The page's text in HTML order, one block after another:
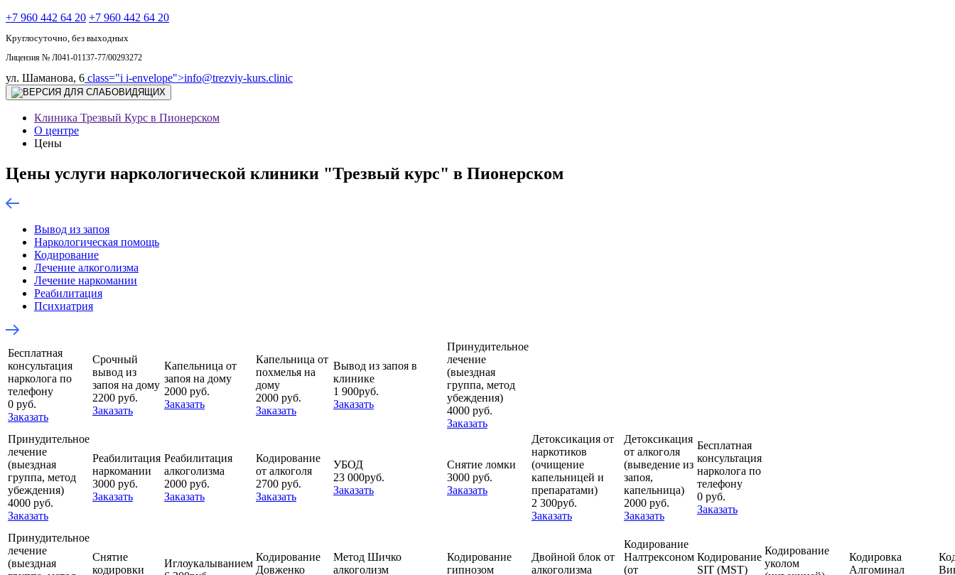
+7 960 442 64 20 +7 960 442 64 20
Круглосуточно, без выходных
Лицензия № Л041-01137-77/00293272
ул. Шаманова, 6 class="i i-envelope">info@trezviy-kurs.clinic
Клиника Трезвый Курс в Пионерском
О центре
Цены
Цены услуги наркологической клиники "Трезвый курс" в Пионерском
Вывод из запоя
Наркологическая помощь
Кодирование
Лечение алкоголизма
Лечение наркомании
Реабилитация
Психиатрия
Бесплатная
консультация
нарколога по
телефону
0 руб.
Заказать
Срочный
вывод из
запоя на дому
2200 руб.
Заказать
Капельница от
запоя на дому
2000 руб.
Заказать
Капельница от
похмелья на
дому
2000 руб.
Заказать
Вывод из запоя в
клинике
1 900руб.
Заказать
Принудительное
лечение
(выездная
группа, метод
убеждения)
4000 руб.
Заказать
Принудительное
лечение
(выездная
группа, метод
убеждения)
4000 руб.
Заказать
Реабилитация
наркомании
3000 руб.
Заказать
Реабилитация
алкоголизма
2000 руб.
Заказать
Кодирование
от алкоголя
2700 руб.
Заказать
УБОД
23 000руб.
Заказать
Снятие ломки
3000 руб.
Заказать
Детоксикация от
наркотиков
(очищение
капельницей и
препаратами)
2 300руб.
Заказать
Детоксикация
от алкоголя
(выведение из
запоя,
капельница)
2000 руб.
Заказать
Бесплатная
консультация
нарколога по
телефону
0 руб.
Заказать
Принудительное
лечение
(выездная
Снятие
кодировки
Иглоукалыванием
Кодирование
Довженко
Метод Шичко
алкоголизм
Кодирование
гипнозом
Двойной блок от
алкоголизма
Кодирование
Налтрексоном
(от
Кодирование
SIT (MST)
Кодирование
уколом
Кодировка
Алгоминал